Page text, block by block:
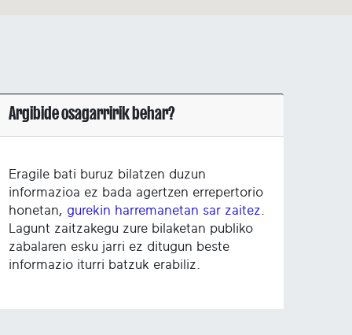
Argibide osagarririk behar?
Eragile bati buruz bilatzen duzun
informazioa ez bada agertzen errepertorio
honetan, gurekin harremanetan sar zaitez
Lagunt zaitzakegu zure bilaketan publiko
zabalaren esku jarri ez ditugun beste
informazio iturri batzuk erabiliz.